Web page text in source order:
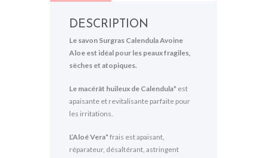
DESCRIPTION
Le savon Surgras Calendula Avoine
Aloe est idéal pour les peaux fragiles,
sèches et atopiques.
Le macérât huileux de Calendula*est
apaisante et revitalisante parfaite pour
les irritations.
L’Aloé Vera*frais est apaisant,
réparateur, désaltérant, astringent